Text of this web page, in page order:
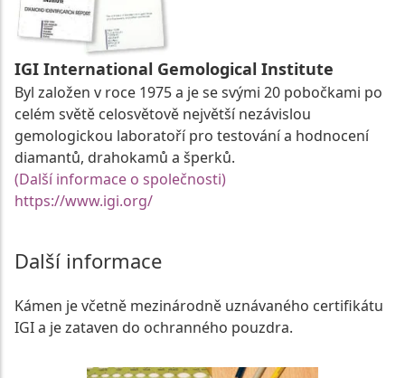
IGI International Gemological Institute
Byl založen v roce 1975 a je se svými 20 pobočkami po
celém světě celosvětově největší nezávislou
gemologickou laboratoří pro testování a hodnocení
diamantů, drahokamů a šperků.
(Další informace o společnosti)
https://www.igi.org/
Další informace
Kámen je včetně mezinárodně uznávaného certifikátu
IGI a je zataven do ochranného pouzdra.